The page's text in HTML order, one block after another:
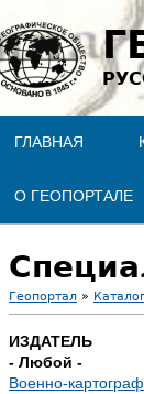
ГЛАВНАЯ
О ГЕОПОРТАЛЕ
В
ы
Геопортал »
ИЗДАТЕЛЬ
- Любой -
Военно-